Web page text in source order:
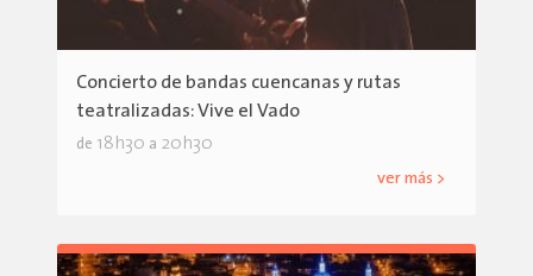
Concierto de bandas cuencanas y rutas
teatralizadas: Vive el Vado
de 18h30 a 20h30
ver más >